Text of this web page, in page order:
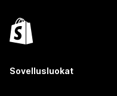
Sovellusluokat